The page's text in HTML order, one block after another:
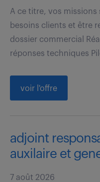
A ce titre, vos missions
besoins clients et être
dossier commercial
réponses techniques
voir l'offre
adjoint
auxilaire et
7 août 2026